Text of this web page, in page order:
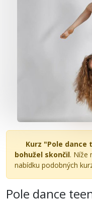
Kurz "Pole dance
bohužel skončil. Níže
nabídku podobných
Pole dance